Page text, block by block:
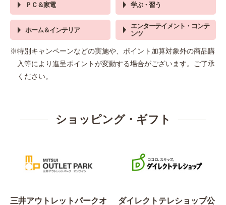
ＰＣ＆家電 学ぶ・習う
ホーム＆インテリア
エンターテイメント・コンテ
ンツ
※特別キャンペーンなどの実施や、ポイント加算対象外の商品購
入等により進呈ポイントが変動する場合がございます。ご了承
ください。
ショッピング・ギフト
三井アウトレットパークオ
ダイレクトテレショップ公